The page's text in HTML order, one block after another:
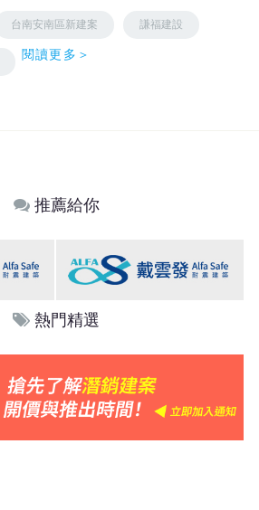
台南安南區新建案 謙福建設
閱讀更多＞
推薦給你
熱門精選